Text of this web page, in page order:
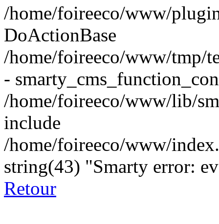
/home/foireeco/www/
DoActionBase
/home/foireeco/www/tmp/
-
/home/foireeco/www/lib/
include
/home/foireeco/www/
string(43) "Smarty error:
Retour